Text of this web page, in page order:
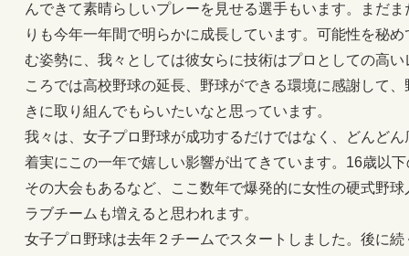
んできて素晴らしいプレーを見せる選手もいます。まだ
りも今年一年間で明らかに成長しています。可能性を秘
む姿勢に、我々としては彼女らに技術はプロとしての高
ころでは高校野球の延長、野球ができる環境に感謝して
きに取り組んでもらいたいなと思っています。
我々は、女子プロ野球が成功するだけではなく、どんど
着実にこの一年で嬉しい影響が出てきています。16歳以
その大会もあるなど、ここ数年で爆発的に女性の硬式野
ラブチームも増えると思われます。
女子プロ野球は去年２チームでスタートしました。後に